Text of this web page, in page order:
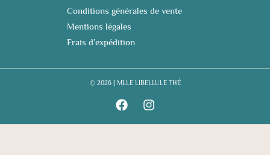
Conditions générales de vente
Mentions légales
Frais d’expédition
© 2026 | MLLE LIBELLULE THÉ